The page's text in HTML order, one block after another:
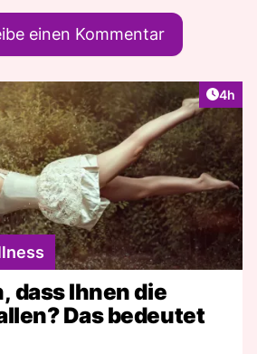
einen Kommentar
4h
dass Ihnen die
bedeutet